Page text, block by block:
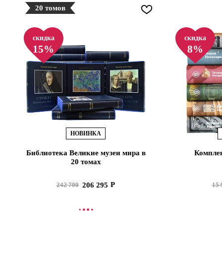
20 томов
скидка
15%
НОВИНКА
Библиотека Великие музеи мира в
20 томах
242 700 206 295
В КОРЗИНУ
скидка
8%
15